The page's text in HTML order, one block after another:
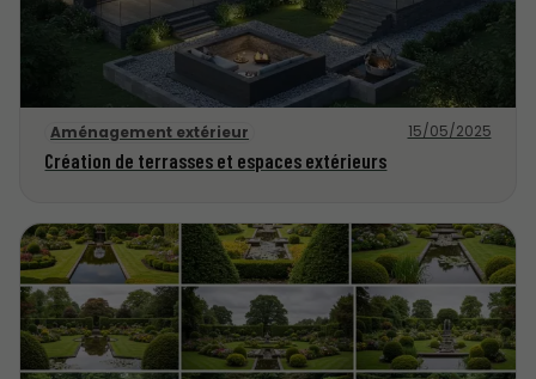
Aménagement extérieur 15/05/2025
Création de terrasses et espaces extérieurs